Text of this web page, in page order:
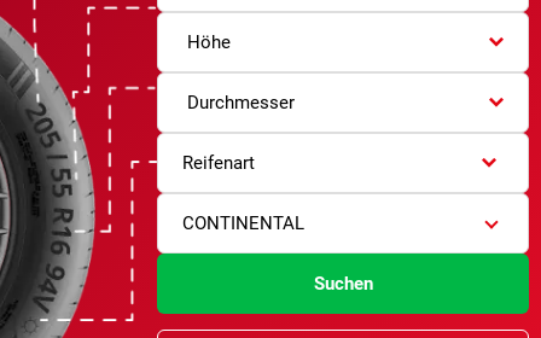
Höhe
Durchmesser
Reifenart
CONTINENTAL
Suchen